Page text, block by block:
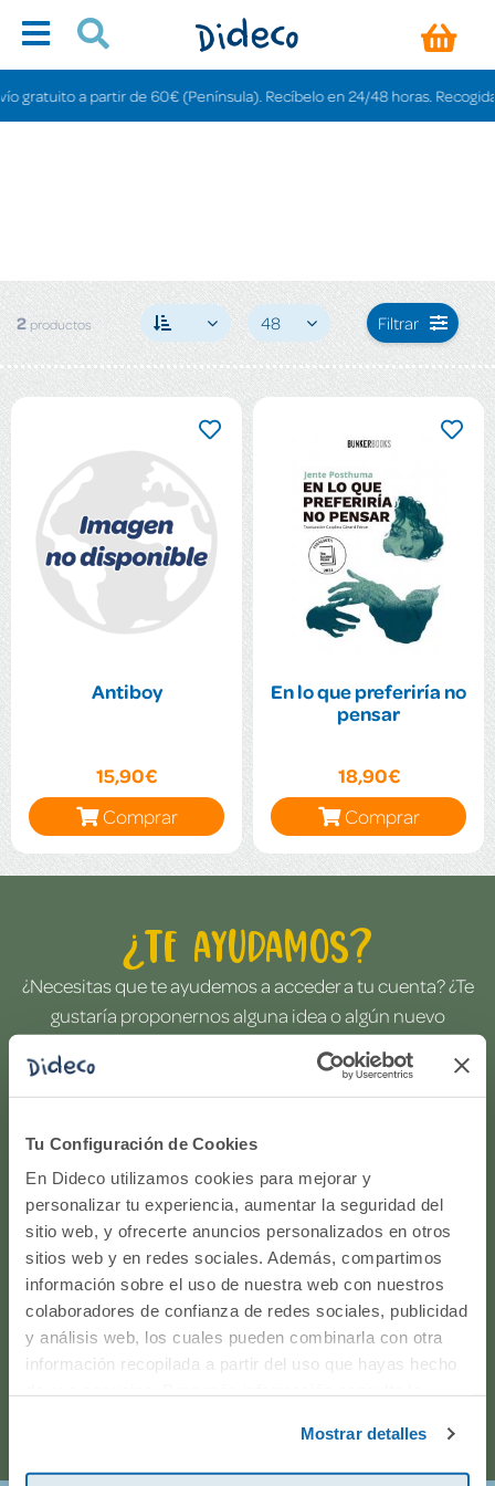
Tu Configuración de Cookies
En Dideco utilizamos cookies para mejorar y
personalizar tu experiencia, aumentar la seguridad del
sitio web, y ofrecerte anuncios personalizados en otros
sitios web y en redes sociales. Además, compartimos
información sobre el uso de nuestra web con nuestros
colaboradores de confianza de redes sociales, publicidad
y análisis web, los cuales pueden combinarla con otra
información recopilada a partir del uso que hayas hecho
Mostrar detalles
gratuito a partir de 60€ (Península). Recíbelo en 24/48 horas. Recogida
2productos 48 Filtrar
Antiboy
15,90€
Comprar
En lo que preferiría no
pensar
18,90€
Comprar
¿Te ayudamos?
¿Necesitas que te ayudemos a acceder a tu cuenta? ¿Te
gustaría proponernos alguna idea o algún nuevo
producto? ¿Has realizado un pedido y quieres saber si
todo va viento en popa? Ponte en contacto con
nosotros.
916597360
Correo electrónico
Horario de atención telefónica: de Lunes a Viernes, de
9:00h a 17:00h.